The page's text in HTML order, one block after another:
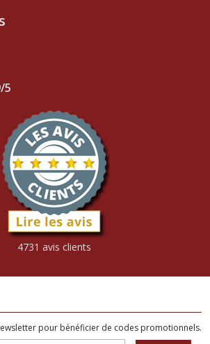
5
4731 avis clients
pour bénéficier de codes promotionnels.